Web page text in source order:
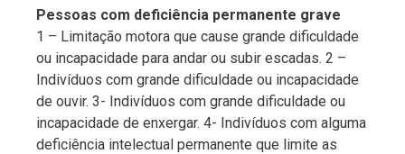
Pessoas com deficiência permanente grave
1 – Limitação motora que cause grande dificuldade
ou incapacidade para andar ou subir escadas. 2 –
Indivíduos com grande dificuldade ou incapacidade
de ouvir. 3- Indivíduos com grande dificuldade ou
incapacidade de enxergar. 4- Indivíduos com alguma
deficiência intelectual permanente que limite as